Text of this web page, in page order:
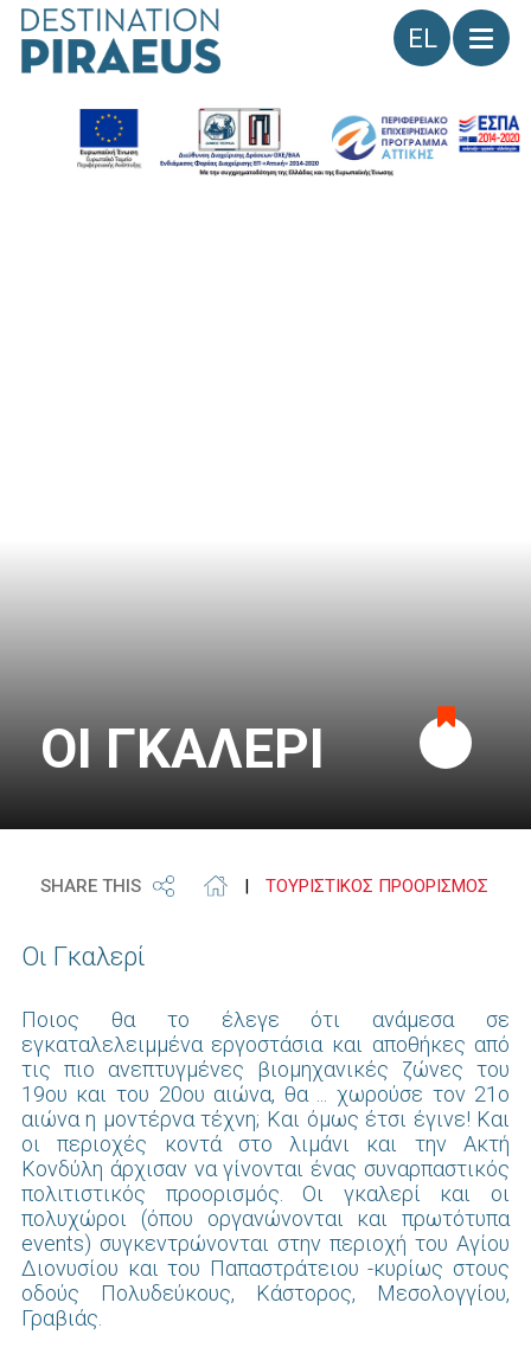
Γλώσσα
ΟΙ ΓΚΑΛΕΡΙ Προσθήκη
αγαπημένα
SHARE THIS | ΤΟΥΡΙΣΤΙΚΟΣ ΠΡΟΟΡΙΣΜΟΣ
Οι Γκαλερί
Ποιος θα το έλεγε ότι ανάμεσα σε
εγκαταλελειμμένα εργοστάσια και αποθήκες από
τις πιο ανεπτυγμένες βιομηχανικές ζώνες του
19ου και του 20ου αιώνα, θα ... χωρούσε τον 21ο
αιώνα η μοντέρνα τέχνη; Και όμως έτσι έγινε! Και
οι περιοχές κοντά στο λιμάνι και την Ακτή
Κονδύλη άρχισαν να γίνονται ένας συναρπαστικός
πολιτιστικός προορισμός. Οι γκαλερί και οι
πολυχώροι (όπου οργανώνονται και πρωτότυπα
events) συγκεντρώνονται στην περιοχή του Αγίου
Διονυσίου και του Παπαστράτειου -κυρίως στους
οδούς Πολυδεύκους, Κάστορος, Μεσολογγίου,
Γραβιάς.